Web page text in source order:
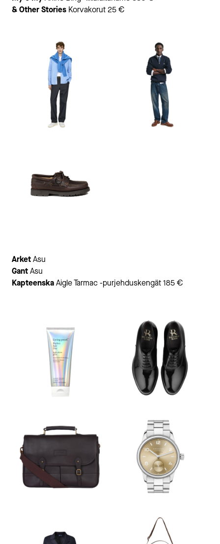
& Other Stories Korvakorut 25 €
Arket Asu
Gant Asu
Kapteenska Aigle Tarmac -purjehduskengät 185 €